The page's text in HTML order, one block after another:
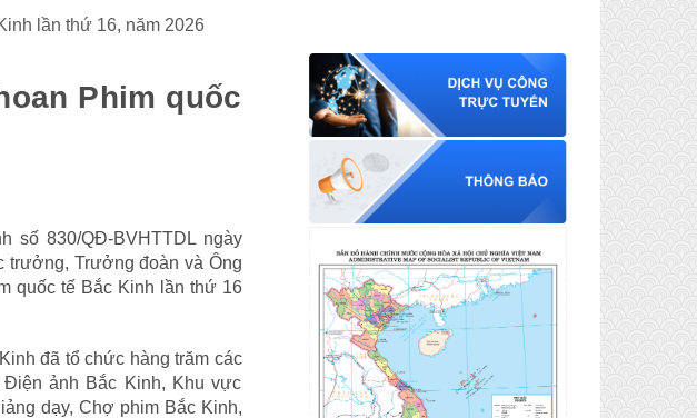
lần thứ 16, năm 2026
Phim quốc
số 830/QĐ-BVHTTDL ngày
trưởng, Trưởng đoàn và Ông
quốc tế Bắc Kinh lần thứ 16
đã tổ chức hàng trăm các
Điện ảnh Bắc Kinh, Khu vực
dạy, Chợ phim Bắc Kinh,